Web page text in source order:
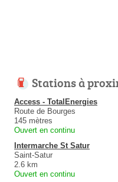
Stations à
Access - TotalEnergies
Route de Bourges
145 mètres
Ouvert en continu
Intermarche St Satur
Saint-Satur
2.6 km
Ouvert en continu